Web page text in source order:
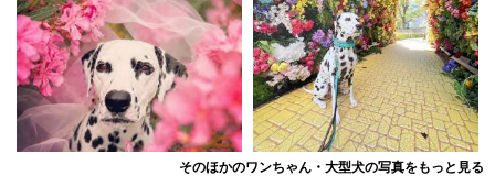
そのほかのワンちゃん・大型犬の写真をもっと見る